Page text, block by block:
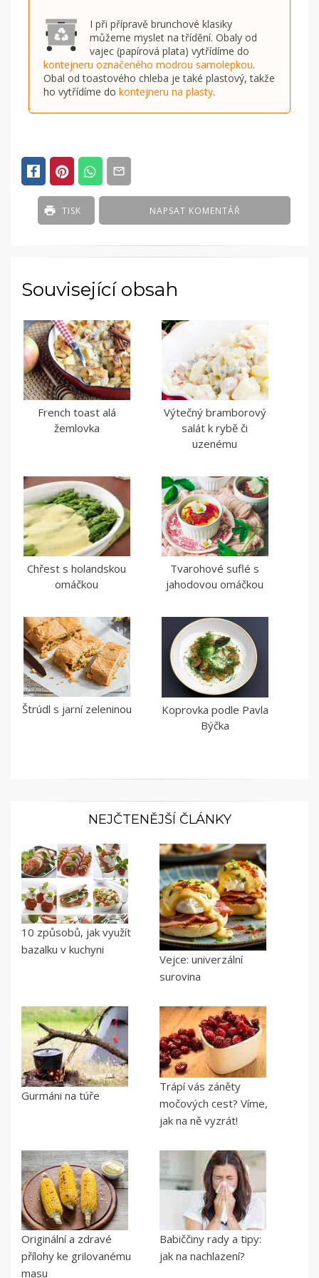
I při přípravě brunchové klasiky
můžeme myslet na třídění. Obaly od
vajec (papírová plata) vytřídíme do
kontejneru označeného modrou samolepkou.
Obal od toastového chleba je také plastový, takže
ho vytřídíme do kontejneru na plasty.
NAPSAT KOMENTÁŘ
TISK
Související obsah
French toast alá
žemlovka
Výtečný bramborový
salát k rybě či
uzenému
Chřest s holandskou
omáčkou
Tvarohové suflé s
jahodovou omáčkou
Štrúdl s jarní zeleninou
Koprovka podle Pavla
Býčka
NEJČTENĚJŠÍ ČLÁNKY
10 způsobů, jak využít
bazalku v kuchyni
Vejce: univerzální
surovina
Gurmáni na túře
Trápí vás záněty
močových cest? Víme,
jak na ně vyzrát!
Originální a zdravé
přílohy ke grilovanému
masu
Babiččiny rady a tipy:
jak na nachlazení?